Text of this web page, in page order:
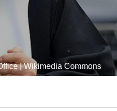
| Wikimedia Commons